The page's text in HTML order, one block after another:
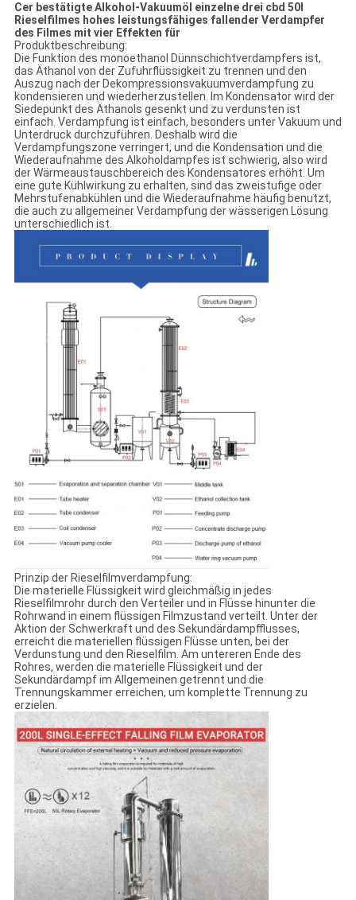
Cer bestätigte Alkohol-Vakuumöl einzelne drei cbd 50l
Rieselfilmes hohes leistungsfähiges fallender Verdampfer
des Filmes mit vier Effekten für
Produktbeschreibung:
Die Funktion des monoethanol Dünnschichtverdampfers ist,
das Äthanol von der Zufuhrflüssigkeit zu trennen und den
Auszug nach der Dekompressionsvakuumverdampfung zu
kondensieren und wiederherzustellen. Im Kondensator wird der
Siedepunkt des Äthanols gesenkt und zu verdunsten ist
einfach. Verdampfung ist einfach, besonders unter Vakuum und
Unterdruck durchzuführen. Deshalb wird die
Verdampfungszone verringert, und die Kondensation und die
Wiederaufnahme des Alkoholdampfes ist schwierig, also wird
der Wärmeaustauschbereich des Kondensatores erhöht. Um
eine gute Kühlwirkung zu erhalten, sind das zweistufige oder
Mehrstufenabkühlen und die Wiederaufnahme häufig benutzt,
die auch zu allgemeiner Verdampfung der wässerigen Lösung
unterschiedlich ist.
Prinzip der Rieselfilmverdampfung:
Die materielle Flüssigkeit wird gleichmäßig in jedes
Rieselfilmrohr durch den Verteiler und in Flüsse hinunter die
Rohrwand in einem flüssigen Filmzustand verteilt. Unter der
Aktion der Schwerkraft und des Sekundärdampfflusses,
erreicht die materiellen flüssigen Flüsse unten, bei der
Verdunstung und den Rieselfilm. Am untereren Ende des
Rohres, werden die materielle Flüssigkeit und der
Sekundärdampf im Allgemeinen getrennt und die
Trennungskammer erreichen, um komplette Trennung zu
erzielen.